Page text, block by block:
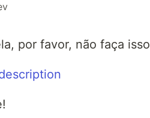
por favor, não faça